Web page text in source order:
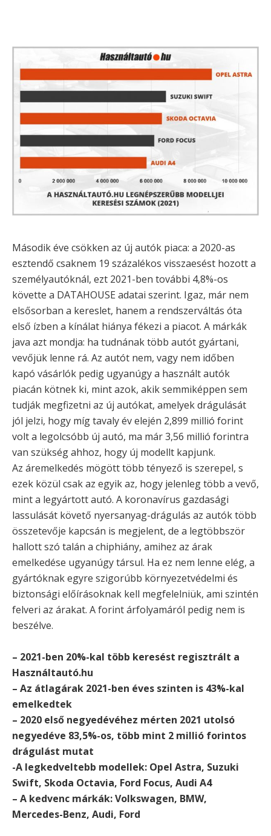
Második éve csökken az új autók piaca: a 2020-as
esztendő csaknem 19 százalékos visszaesést hozott a
személyautóknál, ezt 2021-ben további 4,8%-os
követte a DATAHOUSE adatai szerint. Igaz, már nem
elsősorban a kereslet, hanem a rendszerváltás óta
első ízben a kínálat hiánya fékezi a piacot. A márkák
java azt mondja: ha tudnának több autót gyártani,
vevőjük lenne rá. Az autót nem, vagy nem időben
kapó vásárlók pedig ugyanúgy a használt autók
piacán kötnek ki, mint azok, akik semmiképpen sem
tudják megfizetni az új autókat, amelyek drágulását
jól jelzi, hogy míg tavaly év elején 2,899 millió forint
volt a legolcsóbb új autó, ma már 3,56 millió forintra
van szükség ahhoz, hogy új modellt kapjunk.
Az áremelkedés mögött több tényező is szerepel, s
ezek közül csak az egyik az, hogy jelenleg több a vevő,
mint a legyártott autó. A koronavírus gazdasági
lassulását követő nyersanyag-drágulás az autók több
összetevője kapcsán is megjelent, de a legtöbbször
hallott szó talán a chiphiány, amihez az árak
emelkedése ugyanúgy társul. Ha ez nem lenne elég, a
gyártóknak egyre szigorúbb környezetvédelmi és
biztonsági előírásoknak kell megfelelniük, ami szintén
felveri az árakat. A forint árfolyamáról pedig nem is
beszélve.
– 2021-ben 20%-kal több keresést regisztrált a
Használtautó.hu
– Az átlagárak 2021-ben éves szinten is 43%-kal
emelkedtek
– 2020 első negyedévéhez mérten 2021 utolsó
negyedéve 83,5%-os, több mint 2 millió forintos
drágulást mutat
-A legkedveltebb modellek: Opel Astra, Suzuki
Swift, Skoda Octavia, Ford Focus, Audi A4
– A kedvenc márkák: Volkswagen, BMW,
Mercedes-Benz, Audi, Ford